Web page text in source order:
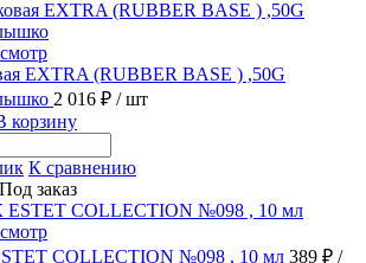
EXTRA (RUBBER BASE ) ,50G
2 016 ₽ / шт
корзину
К сравнению
Под заказ
COLLECTION №098 , 10 мл 389 ₽ /